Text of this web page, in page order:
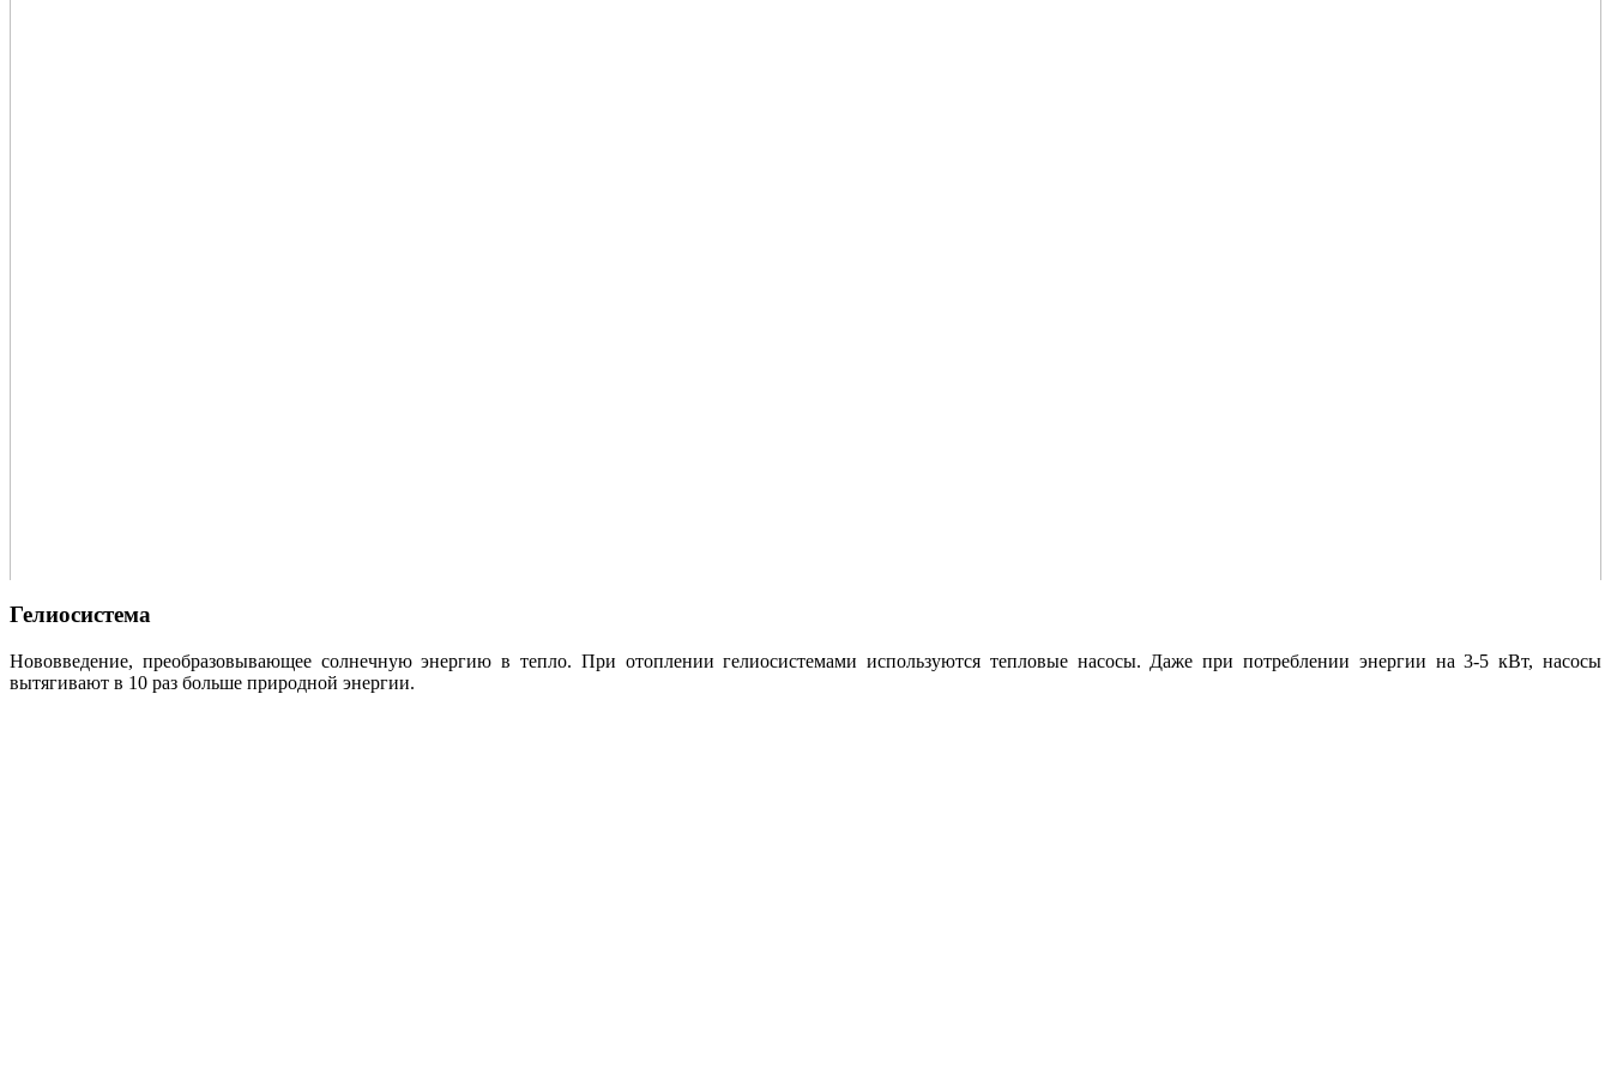
Гелиосистема
Нововведение, преобразовывающее солнечную энергию в тепло. При отоплении гелиосистемами используются тепловые насосы. Даже при потреблении энергии на 3-5 кВт, насосы
вытягивают в 10 раз больше природной энергии.